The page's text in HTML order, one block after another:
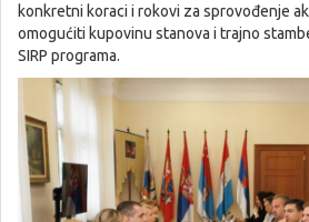
konkretni koraci i rokovi za sprovođenje
omogućiti kupovinu stanova i trajno
SIRP programa.